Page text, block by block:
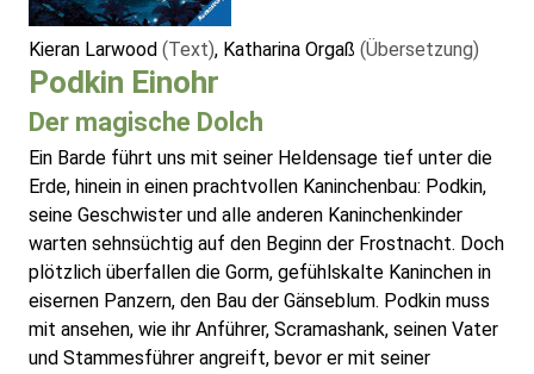
Kieran Larwood (Text), Katharina Orgaß (Übersetzung)
Podkin Einohr
Der magische Dolch
Ein Barde führt uns mit seiner Heldensage tief unter die
Erde, hinein in einen prachtvollen Kaninchenbau: Podkin,
seine Geschwister und alle anderen Kaninchenkinder
warten sehnsüchtig auf den Beginn der Frostnacht. Doch
plötzlich überfallen die Gorm, gefühlskalte Kaninchen in
eisernen Panzern, den Bau der Gänseblum. Podkin muss
mit ansehen, wie ihr Anführer, Scramashank, seinen Vater
und Stammesführer angreift, bevor er mit seiner